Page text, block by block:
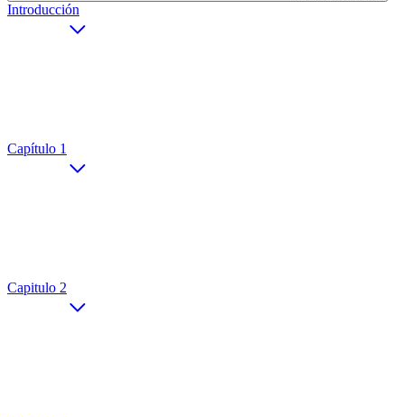
Introducción
Capítulo 1
Capitulo 2